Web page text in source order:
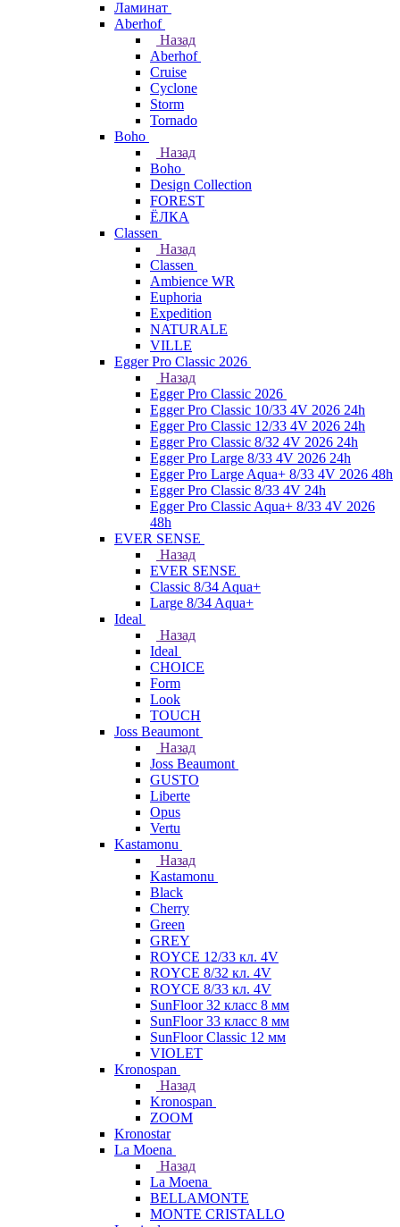
Ламинат
Aberhof
Назад
Aberhof
Cruise
Cyclone
Storm
Tornado
Boho
Назад
Boho
Design Collection
FOREST
ЁЛКА
Classen
Назад
Classen
Ambience WR
Euphoria
Expedition
NATURALE
VILLE
Egger Pro Classic 2026
Назад
Egger Pro Classic 2026
Egger Pro Classic 10/33 4V 2026 24h
Egger Pro Classic 12/33 4V 2026 24h
Egger Pro Classic 8/32 4V 2026 24h
Egger Pro Large 8/33 4V 2026 24h
Egger Pro Large Aqua+ 8/33 4V 2026 48h
Egger Pro Classic 8/33 4V 24h
Egger Pro Classic Aqua+ 8/33 4V 2026
48h
EVER SENSE
Назад
EVER SENSE
Classic 8/34 Aqua+
Large 8/34 Aqua+
Ideal
Назад
Ideal
CHOICE
Form
Look
TOUCH
Joss Beaumont
Назад
Joss Beaumont
GUSTO
Liberte
Opus
Vertu
Kastamonu
Назад
Kastamonu
Black
Cherry
Green
GREY
ROYCE 12/33 кл. 4V
ROYCE 8/32 кл. 4V
ROYCE 8/33 кл. 4V
SunFloor 32 класс 8 мм
SunFloor 33 класс 8 мм
SunFloor Classic 12 мм
VIOLET
Kronospan
Назад
Kronospan
ZOOM
Kronostar
La Moena
Назад
La Moena
BELLAMONTE
MONTE CRISTALLO